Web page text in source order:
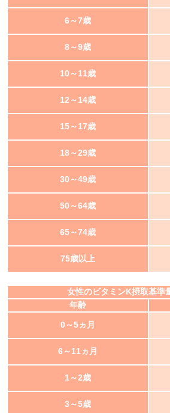
6～7歳
8～9歳
10～11歳
12～14歳
15～17歳
18～29歳
30～49歳
50～64歳
65～74歳
75歳以上
女性のビタミンK摂取基準
年齢
0～5ヵ月
6～11ヵ月
1～2歳
3～5歳